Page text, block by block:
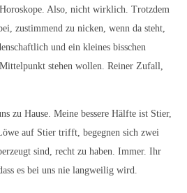
Also, nicht wirklich. Trotzdem
zustimmend zu nicken, wenn da steht,
und ein kleines bisschen
stehen wollen. Reiner Zufall,
zu Hause. Meine bessere Hälfte ist Stier,
auf Stier trifft, begegnen sich zwei
sind, recht zu haben. Immer. Ihr
es bei uns nie langweilig wird.